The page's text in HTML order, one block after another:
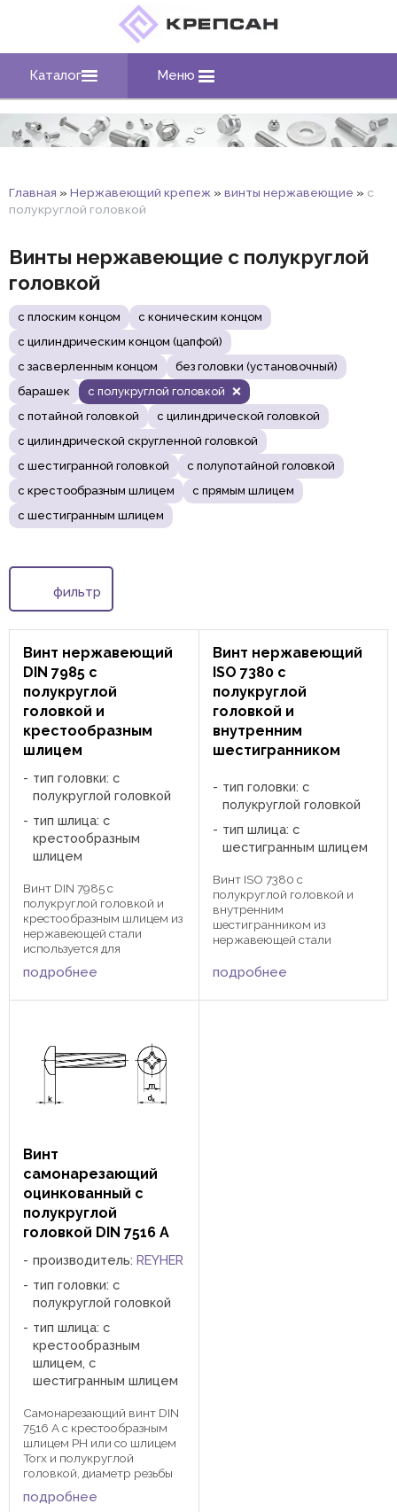
Каталог Меню
Главная » Нержавеющий крепеж » винты нержавеющие » с
полукруглой головкой
Винты нержавеющие с полукруглой
головкой
с плоским концом
с коническим концом
с цилиндрическим концом (цапфой)
с засверленным концом
без головки (установочный)
барашек
с полукруглой головкой
с потайной головкой
с цилиндрической головкой
с цилиндрической скругленной головкой
с шестигранной головкой
с полупотайной головкой
с крестообразным шлицем
с прямым шлицем
с шестигранным шлицем
фильтр
Винт нержавеющий
DIN 7985 с
полукруглой
головкой и
крестообразным
шлицем
тип головки: с
полукруглой головкой
тип шлица: с
крестообразным
шлицем
Винт DIN 7985 с
полукруглой головкой и
крестообразным шлицем из
нержавеющей стали
используется для
соединения деталей и узлов
в сочетании со все
шлицом. ...
подробнее
Винт нержавеющий
ISO 7380 c
полукруглой
головкой и
внутренним
шестигранником
тип головки: с
полукруглой головкой
тип шлица: с
шестигранным шлицем
Винт ISO 7380 c
полукруглой головкой и
внутренним
шестигранником из
нержавеющей стали
быстрого и крепкого
помощи шестигранника в
подробнее
Винт
самонарезающий
оцинкованный с
полукруглой
головкой DIN 7516 A
производитель: REYHER
тип головки: с
полукруглой головкой
тип шлица: с
крестообразным
шлицем, с
шестигранным шлицем
Самонарезающий винт DIN
7516 A с крестообразным
шлицем PH или со шлицем
Torx и полукруглой
головкой, диаметр резьбы
от М3 до М8.
Самонарезающий винт
подробнее